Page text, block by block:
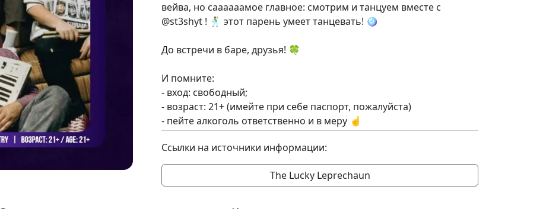
вейва, но саааааамое главное: смотрим и танцуем вместе с
@st3shyt ! 🕺 этот парень умеет танцевать! 🪩
До встречи в баре, друзья! 🍀
И помните:
- вход: свободный;
- возраст: 21+ (имейте при себе паспорт, пожалуйста)
- пейте алкоголь ответственно и в меру ☝️
Ссылки на источники информации:
The Lucky Leprechaun